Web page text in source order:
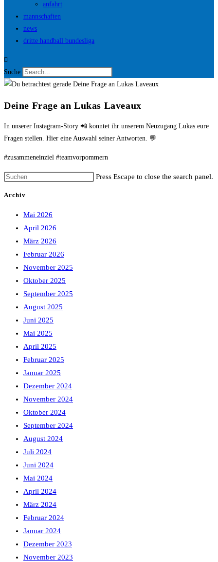
anfahrt
mannschaften
news
dritte handball bundesliga
Suche
Deine Frage an Lukas Laveaux
In unserer Instagram-Story 📲 konntet ihr unserem Neuzugang Lukas eure
Fragen stellen. Hier eine Auswahl seiner Antworten. 💬
#zusammeneinziel #teamvorpommern
Press Escape to close the search panel.
Archiv
Mai 2026
April 2026
März 2026
Februar 2026
November 2025
Oktober 2025
September 2025
August 2025
Juni 2025
Mai 2025
April 2025
Februar 2025
Januar 2025
Dezember 2024
November 2024
Oktober 2024
September 2024
August 2024
Juli 2024
Juni 2024
Mai 2024
April 2024
März 2024
Februar 2024
Januar 2024
Dezember 2023
November 2023